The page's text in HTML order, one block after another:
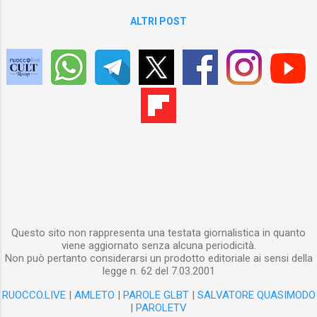
dimostrare di averlo grosso sfoggiando in
followers, posso permettermi scremature
periodiche dei contatti. Anzi, ammetto di
credere che quanti fanno sfoggio di molti
followers e di tanti “amici”, pur non essendo
dei veri “influencer”, siano solo degli sfigati.
ALTRI POST
Questo sito non rappresenta una testata giornalistica in quanto
viene aggiornato senza alcuna periodicità.
Non può pertanto considerarsi un prodotto editoriale ai sensi della
legge n. 62 del 7.03.2001
RUOCCO.LIVE| AMLETO | PAROLE GLBT| SALVATORE QUASIMODO
| PAROLETV